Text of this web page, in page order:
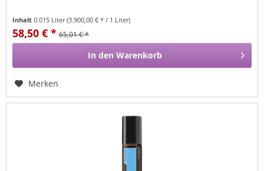
Inhalt0.015 Liter(3.900,00 € * / 1 Liter)
58,50 € * 65,01 € *
In den Warenkorb
Merken